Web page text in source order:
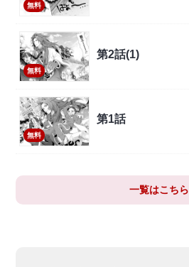
無料
無料
第2話(1)
無料
第1話
一覧はこちら